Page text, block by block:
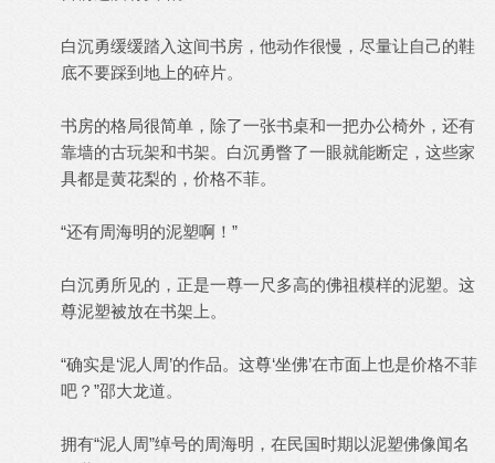
白沉勇缓缓踏入这间书房，他动作很慢，尽量让自己的鞋
底不要踩到地上的碎片。
书房的格局很简单，除了一张书桌和一把办公椅外，还有
靠墙的古玩架和书架。白沉勇瞥了一眼就能断定，这些家
具都是黄花梨的，价格不菲。
“还有周海明的泥塑啊！”
白沉勇所见的，正是一尊一尺多高的佛祖模样的泥塑。这
尊泥塑被放在书架上。
“确实是‘泥人周’的作品。这尊‘坐佛’在市面上也是价格不菲
吧？”邵大龙道。
拥有“泥人周”绰号的周海明，在民国时期以泥塑佛像闻名